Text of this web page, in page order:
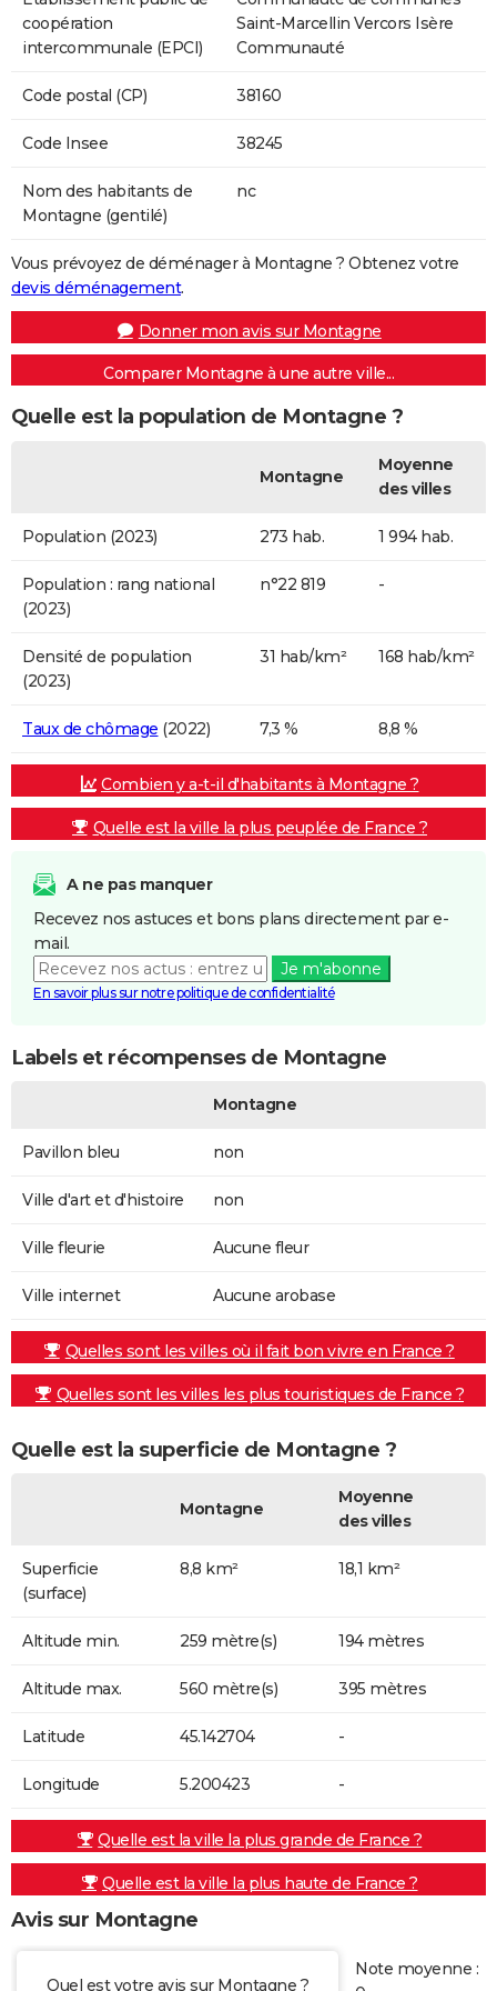
coopération
intercommunale (EPCI)
Saint-Marcellin Vercors Isère
Communauté
Code postal (CP) 38160
Code Insee 38245
Nom des habitants de
Montagne (gentilé)
nc
Vous prévoyez de déménager à Montagne ? Obtenez votre
devis déménagement.
Donner mon avis sur Montagne
Comparer Montagne à une autre ville...
Quelle est la population de Montagne ?
Montagne
Moyenne
des villes
Population (2023) 273 hab. 1 994 hab.
Population : rang national
(2023)
n°22 819 -
Densité de population
(2023)
31 hab/km² 168 hab/km²
Taux de chômage (2022) 7,3 % 8,8 %
Combien y a-t-il d'habitants à Montagne ?
Quelle est la ville la plus peuplée de France ?
A ne pas manquer
Recevez nos astuces et bons plans directement par e-
mail.
Je m'abonne
En savoir plus sur notre politique de confidentialité
Labels et récompenses de Montagne
Montagne
Pavillon bleu non
Ville d'art et d'histoire non
Ville fleurie Aucune fleur
Ville internet Aucune arobase
Quelles sont les villes où il fait bon vivre en France ?
Quelles sont les villes les plus touristiques de France ?
Quelle est la superficie de Montagne ?
Montagne
Moyenne
des villes
Superficie
(surface)
8,8 km² 18,1 km²
Altitude min. 259 mètre(s) 194 mètres
Altitude max. 560 mètre(s) 395 mètres
Latitude 45.142704 -
Longitude 5.200423 -
Quelle est la ville la plus grande de France ?
Quelle est la ville la plus haute de France ?
Avis sur Montagne
Quel est votre avis sur Montagne ?
Note moyenne :